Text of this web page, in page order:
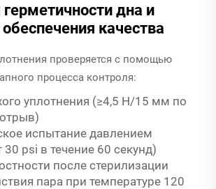
дна и
качества
проверяется с помощью
процесса контроля:
уплотнения (≥4,5 Н/15 мм по
испытание давлением
psi в течение 60 секунд)
после стерилизации
пара при температуре 120